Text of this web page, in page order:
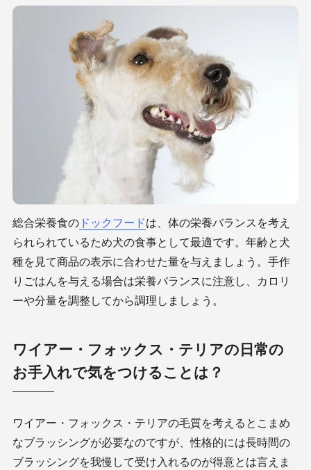
総合栄養食の ドックフードは、体の栄養バランスを考え
られられているため犬の食事として最適です。年齢と犬
種を見て商品の表示に合わせた量を与えましょう。手作
りごはんを与える場合は栄養バランスに注意し、カロリ
ーや分量を調整してから調理しましょう。
ワイアー・フォックス・テリアの日常の
お手入れで気をつけることは？
ワイアー・フォックス・テリアの毛質を考えるとこまめ
なブラッシングが必要なのですが、性格的には長時間の
ブラッシングを我慢して受け入れるのが得意とは言えま